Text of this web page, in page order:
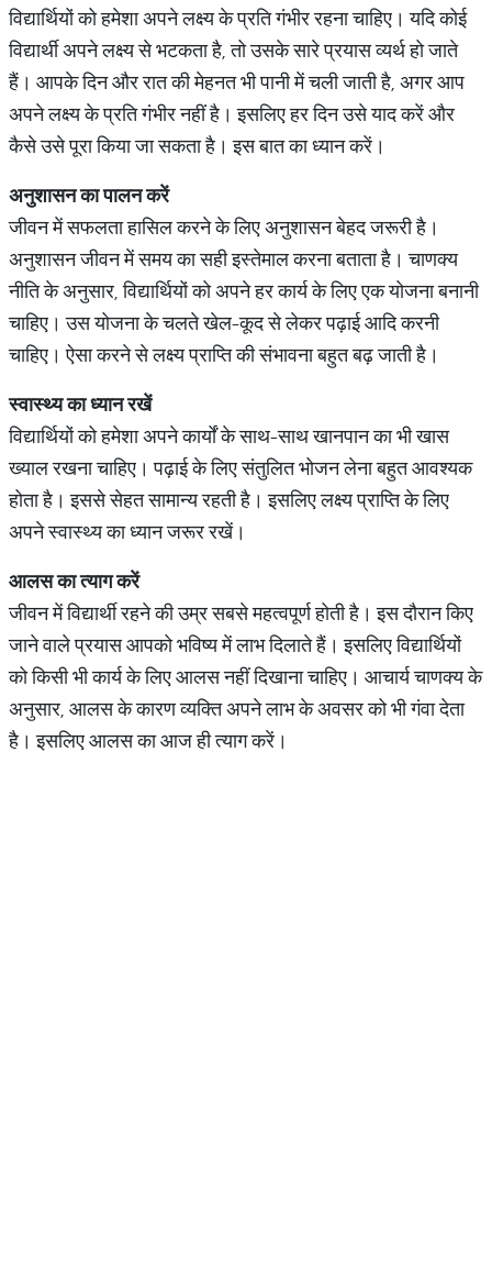
विद्यार्थियों को हमेशा अपने लक्ष्य के प्रति गंभीर रहना चाहिए। यदि कोई
विद्यार्थी अपने लक्ष्य से भटकता है, तो उसके सारे प्रयास व्यर्थ हो जाते
हैं। आपके दिन और रात की मेहनत भी पानी में चली जाती है, अगर आप
अपने लक्ष्य के प्रति गंभीर नहीं है। इसलिए हर दिन उसे याद करें और
कैसे उसे पूरा किया जा सकता है। इस बात का ध्यान करें।
अनुशासनकापालनकरें
जीवन में सफलता हासिल करने के लिए अनुशासन बेहद जरूरी है।
अनुशासन जीवन में समय का सही इस्तेमाल करना बताता है। चाणक्य
नीति के अनुसार, विद्यार्थियों को अपने हर कार्य के लिए एक योजना बनानी
चाहिए। उस योजना के चलते खेल-कूद से लेकर पढ़ाई आदि करनी
चाहिए। ऐसा करने से लक्ष्य प्राप्ति की संभावना बहुत बढ़ जाती है।
स्वास्थ्यकाध्यानरखें
विद्यार्थियों को हमेशा अपने कार्यों के साथ-साथ खानपान का भी खास
ख्याल रखना चाहिए। पढ़ाई के लिए संतुलित भोजन लेना बहुत आवश्यक
होता है। इससे सेहत सामान्य रहती है। इसलिए लक्ष्य प्राप्ति के लिए
अपने स्वास्थ्य का ध्यान जरूर रखें।
आलसकात्यागकरें
जीवन में विद्यार्थी रहने की उम्र सबसे महत्वपूर्ण होती है। इस दौरान किए
जाने वाले प्रयास आपको भविष्य में लाभ दिलाते हैं। इसलिए विद्यार्थियों
को किसी भी कार्य के लिए आलस नहीं दिखाना चाहिए। आचार्य चाणक्य के
अनुसार, आलस के कारण व्यक्ति अपने लाभ के अवसर को भी गंवा देता
है। इसलिए आलस का आज ही त्याग करें।